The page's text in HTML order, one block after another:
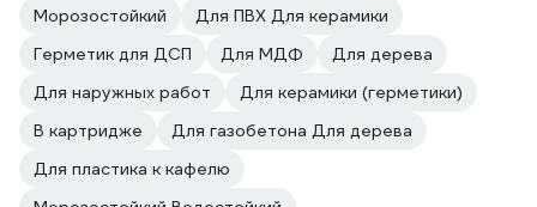
Морозостойкий
Для ПВХ Для керамики
Герметик для ДСП
Для МДФ
Для дерева
Для наружных работ
Для керамики (герметики)
В картридже
Для газобетона Для дерева
Для пластика к кафелю